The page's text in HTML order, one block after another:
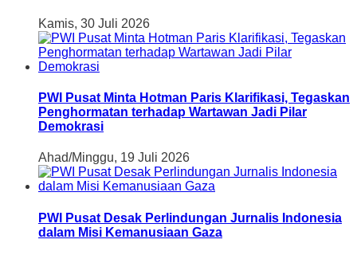
Kamis, 30 Juli 2026
PWI Pusat Minta Hotman Paris Klarifikasi, Tegaskan
Penghormatan terhadap Wartawan Jadi Pilar
Demokrasi
Ahad/Minggu, 19 Juli 2026
PWI Pusat Desak Perlindungan Jurnalis Indonesia
dalam Misi Kemanusiaan Gaza